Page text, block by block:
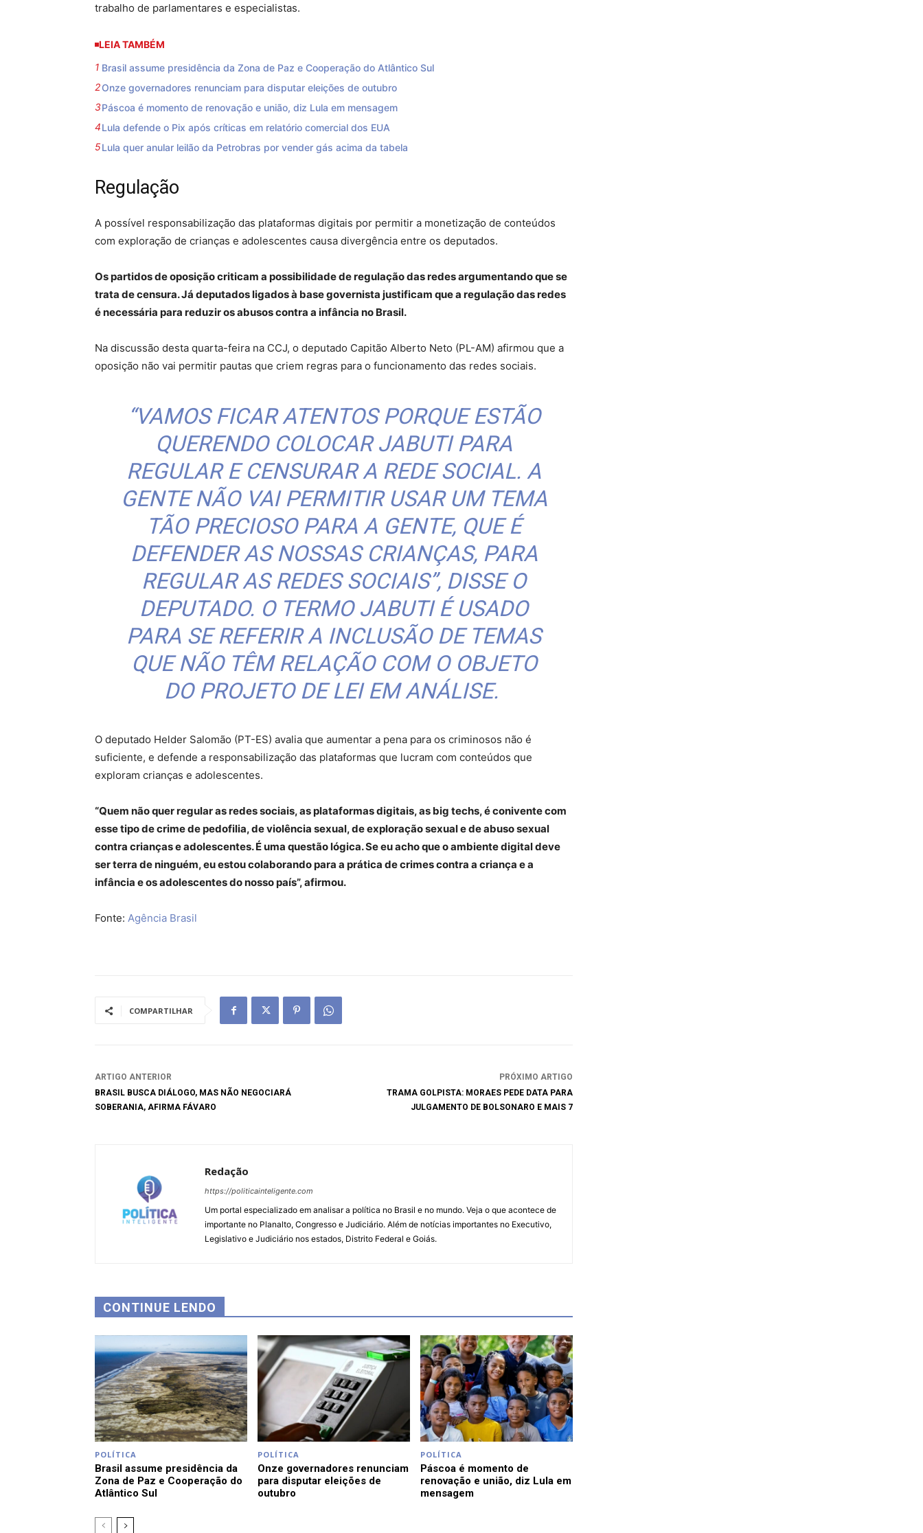
trabalho de parlamentares e especialistas.
LEIA TAMBÉM
Brasil assume presidência da Zona de Paz e Cooperação do Atlântico Sul
Onze governadores renunciam para disputar eleições de outubro
Páscoa é momento de renovação e união, diz Lula em mensagem
Lula defende o Pix após críticas em relatório comercial dos EUA
Lula quer anular leilão da Petrobras por vender gás acima da tabela
Regulação
A possível responsabilização das plataformas digitais por permitir a monetização de conteúdos
com exploração de crianças e adolescentes causa divergência entre os deputados.
Os partidos de oposição criticam a possibilidade de regulação das redes argumentando que se
trata de censura. Já deputados ligados à base governista justificam que a regulação das redes
é necessária para reduzir os abusos contra a infância no Brasil.
Na discussão desta quarta-feira na CCJ, o deputado Capitão Alberto Neto (PL-AM) afirmou que a
oposição não vai permitir pautas que criem regras para o funcionamento das redes sociais.
“VAMOS FICAR ATENTOS PORQUE ESTÃO
QUERENDO COLOCAR JABUTI PARA
REGULAR E CENSURAR A REDE SOCIAL. A
GENTE NÃO VAI PERMITIR USAR UM TEMA
TÃO PRECIOSO PARA A GENTE, QUE É
DEFENDER AS NOSSAS CRIANÇAS, PARA
REGULAR AS REDES SOCIAIS”, DISSE O
DEPUTADO. O TERMO JABUTI É USADO
PARA SE REFERIR A INCLUSÃO DE TEMAS
QUE NÃO TÊM RELAÇÃO COM O OBJETO
DO PROJETO DE LEI EM ANÁLISE.
O deputado Helder Salomão (PT-ES) avalia que aumentar a pena para os criminosos não é
suficiente, e defende a responsabilização das plataformas que lucram com conteúdos que
exploram crianças e adolescentes.
“Quem não quer regular as redes sociais, as plataformas digitais, as big techs, é conivente com
esse tipo de crime de pedofilia, de violência sexual, de exploração sexual e de abuso sexual
contra crianças e adolescentes. É uma questão lógica. Se eu acho que o ambiente digital deve
ser terra de ninguém, eu estou colaborando para a prática de crimes contra a criança e a
infância e os adolescentes do nosso país”, afirmou.
Fonte: Agência Brasil
COMPARTILHAR
ARTIGO ANTERIOR
BRASIL BUSCA DIÁLOGO, MAS NÃO NEGOCIARÁ
SOBERANIA, AFIRMA FÁVARO
PRÓXIMO ARTIGO
TRAMA GOLPISTA: MORAES PEDE DATA PARA
JULGAMENTO DE BOLSONARO E MAIS 7
Redação
https://politicainteligente.com
Um portal especializado em analisar a política no Brasil e no mundo. Veja o que acontece de
importante no Planalto, Congresso e Judiciário. Além de notícias importantes no Executivo,
Legislativo e Judiciário nos estados, Distrito Federal e Goiás.
CONTINUE LENDO
POLÍTICA
Brasil assume presidência da
Zona de Paz e Cooperação do
Atlântico Sul
POLÍTICA
Onze governadores renunciam
para disputar eleições de
outubro
POLÍTICA
Páscoa é momento de
renovação e união, diz Lula em
mensagem